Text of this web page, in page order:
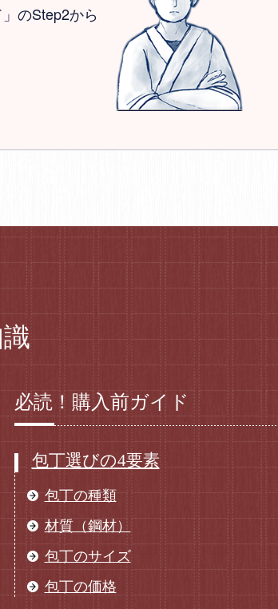
のStep2から
必読！購入前ガイド
包丁選びの4要素
包丁の種類
材質（鋼材）
包丁のサイズ
包丁の価格